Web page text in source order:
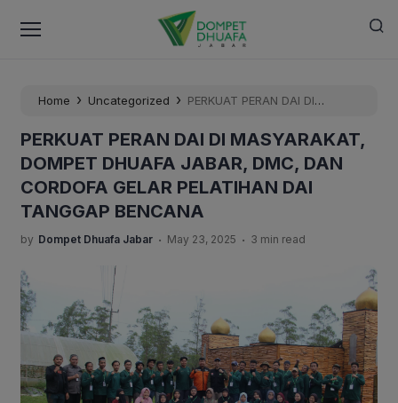
Home › Uncategorized › PERKUAT PERAN DAI DI
CORDOFA GELAR PELATIHAN DAI TANGGAP BENCANA
PERKUAT PERAN DAI DI MASYARAKAT,
DOMPET DHUAFA JABAR, DMC, DAN
CORDOFA GELAR PELATIHAN DAI
TANGGAP BENCANA
by Dompet Dhuafa Jabar . May 23, 2025 . 3 min read